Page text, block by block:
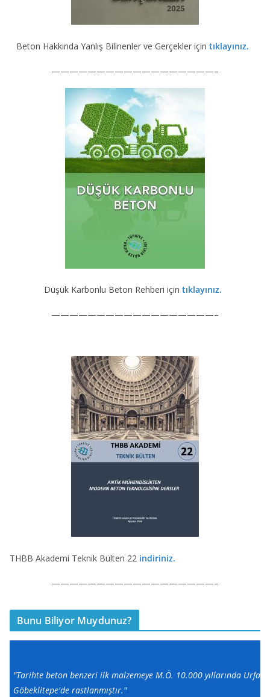
Beton Hakkında Yanlış Bilinenler ve Gerçekler için tıklayınız.
——————————————————–
Düşük Karbonlu Beton Rehberi için tıklayınız.
——————————————————–
THBB Akademi Teknik Bülten 22 indiriniz.
——————————————————–
Bunu Biliyor Muydunuz?
"Tarihte beton benzeri ilk malzemeye M.Ö. 10.000 yıllarında Urfa
Göbeklitepe'de rastlanmıştır."